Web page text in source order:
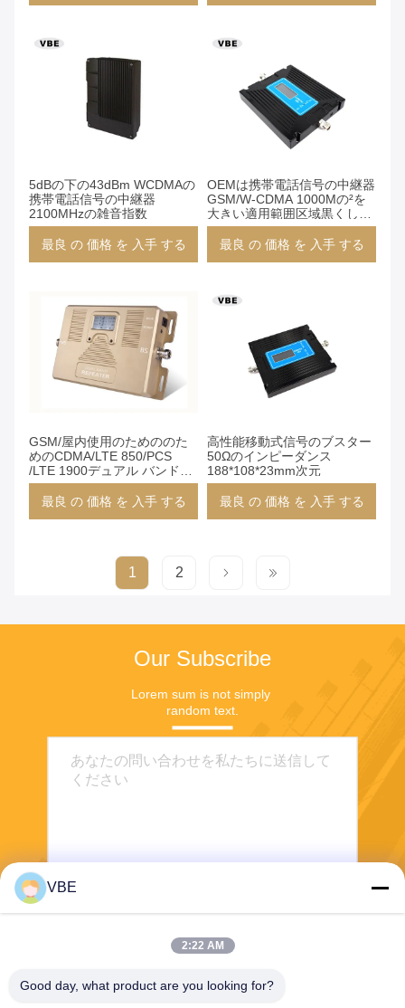
5dBの下の43dBm WCDMAの
携帯電話信号の中継器
2100MHzの雑音指数
最良 の 価格 を 入手 する
OEMは携帯電話信号の中継器
GSM/W-CDMA 1000Mの²を
大きい適用範囲区域黒くしま
す
最良 の 価格 を 入手 する
GSM/屋内使用のためののた
めのCDMA/LTE 850/PCS
/LTE 1900デュアル バンドの
Picoの中継器/携帯電話信号の
ブスター
最良 の 価格 を 入手 する
高性能移動式信号のブスター
50Ωのインピーダンス
188*108*23mm次元
最良 の 価格 を 入手 する
1 2
Our Subscribe
Lorem sum is not simply
random text.
送信する
VBE
2:22 AM
Good day, what product are you looking for?